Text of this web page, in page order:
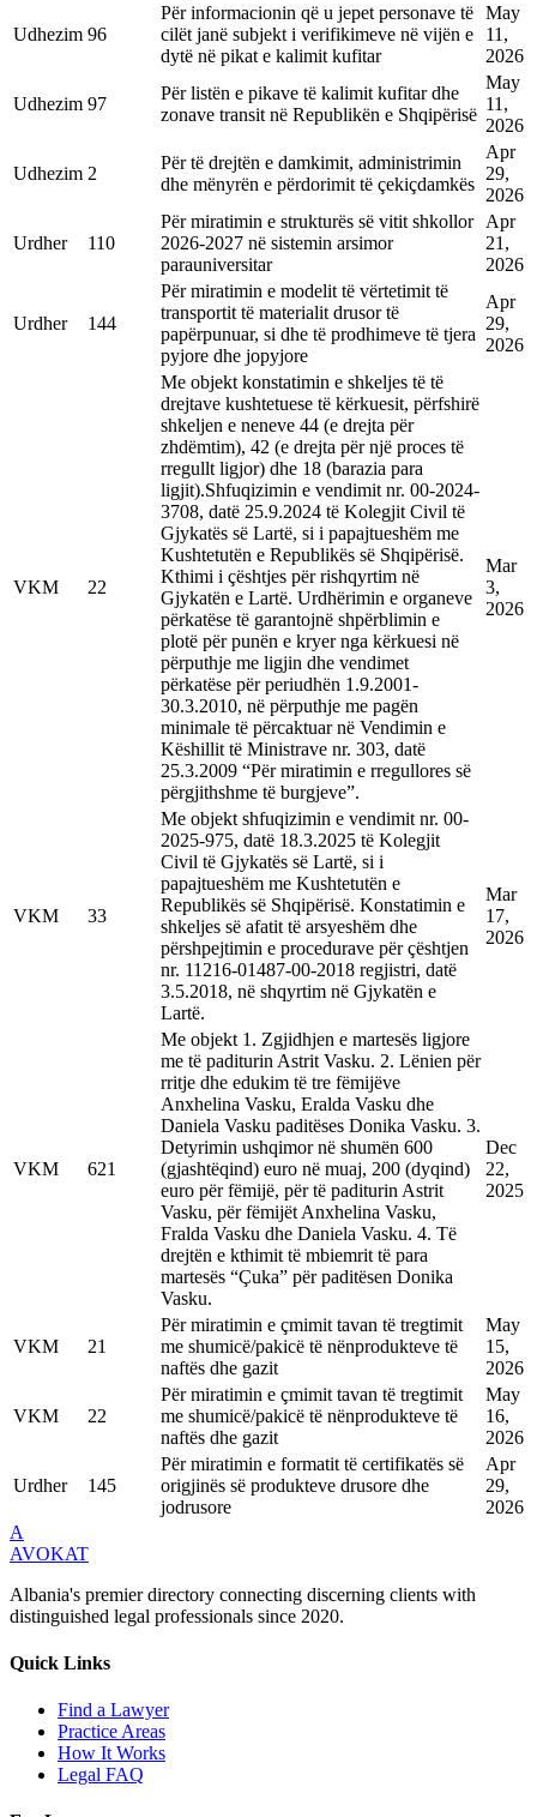
Udhezim 96
Për informacionin që u jepet personave të
cilët janë subjekt i verifikimeve në vijën e
dytë në pikat e kalimit kufitar
May
11,
2026
Udhezim 97
Për listën e pikave të kalimit kufitar dhe
zonave transit në Republikën e Shqipërisë
May
11,
2026
Udhezim 2
Për të drejtën e damkimit, administrimin
dhe mënyrën e përdorimit të çekiçdamkës
Apr
29,
2026
Urdher 110
Për miratimin e strukturës së vitit shkollor
2026-2027 në sistemin arsimor
parauniversitar
Apr
21,
2026
Urdher 144
Për miratimin e modelit të vërtetimit të
transportit të materialit drusor të
papërpunuar, si dhe të prodhimeve të tjera
pyjore dhe jopyjore
Apr
29,
2026
VKM 22
Me objekt konstatimin e shkeljes të të
drejtave kushtetuese të kërkuesit, përfshirë
shkeljen e neneve 44 (e drejta për
zhdëmtim), 42 (e drejta për një proces të
rregullt ligjor) dhe 18 (barazia para
ligjit).Shfuqizimin e vendimit nr. 00-2024-
3708, datë 25.9.2024 të Kolegjit Civil të
Gjykatës së Lartë, si i papajtueshëm me
Kushtetutën e Republikës së Shqipërisë.
Kthimi i çështjes për rishqyrtim në
Gjykatën e Lartë. Urdhërimin e organeve
përkatëse të garantojnë shpërblimin e
plotë për punën e kryer nga kërkuesi në
përputhje me ligjin dhe vendimet
përkatëse për periudhën 1.9.2001-
30.3.2010, në përputhje me pagën
minimale të përcaktuar në Vendimin e
Këshillit të Ministrave nr. 303, datë
25.3.2009 “Për miratimin e rregullores së
përgjithshme të burgjeve”.
Mar
3,
2026
VKM 33
Me objekt shfuqizimin e vendimit nr. 00-
2025-975, datë 18.3.2025 të Kolegjit
Civil të Gjykatës së Lartë, si i
papajtueshëm me Kushtetutën e
Republikës së Shqipërisë. Konstatimin e
shkeljes së afatit të arsyeshëm dhe
përshpejtimin e procedurave për çështjen
nr. 11216-01487-00-2018 regjistri, datë
3.5.2018, në shqyrtim në Gjykatën e
Lartë.
Mar
17,
2026
VKM 621
Me objekt 1. Zgjidhjen e martesës ligjore
me të paditurin Astrit Vasku. 2. Lënien për
rritje dhe edukim të tre fëmijëve
Anxhelina Vasku, Eralda Vasku dhe
Daniela Vasku paditëses Donika Vasku. 3.
Detyrimin ushqimor në shumën 600
(gjashtëqind) euro në muaj, 200 (dyqind)
euro për fëmijë, për të paditurin Astrit
Vasku, për fëmijët Anxhelina Vasku,
Fralda Vasku dhe Daniela Vasku. 4. Të
drejtën e kthimit të mbiemrit të para
martesës “Çuka” për paditësen Donika
Vasku.
Dec
22,
2025
VKM 21
Për miratimin e çmimit tavan të tregtimit
me shumicë/pakicë të nënprodukteve të
naftës dhe gazit
May
15,
2026
VKM 22
Për miratimin e çmimit tavan të tregtimit
me shumicë/pakicë të nënprodukteve të
naftës dhe gazit
May
16,
2026
Urdher 145
Për miratimin e formatit të certifikatës së
origjinës së produkteve drusore dhe
jodrusore
Apr
29,
2026
A
AVOKAT
Albania's premier directory connecting discerning clients with
distinguished legal professionals since 2020.
Quick Links
Find a Lawyer
Practice Areas
How It Works
Legal FAQ